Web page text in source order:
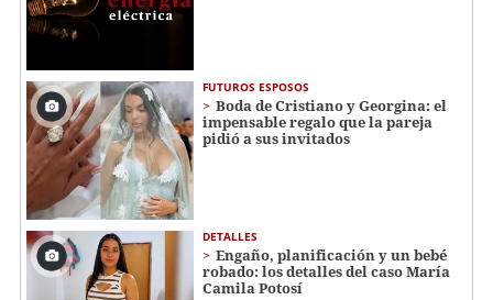
FUTUROS ESPOSOS
Boda de Cristiano y Georgina: el
impensable regalo que la pareja
pidió a sus invitados
DETALLES
Engaño, planificación y un bebé
robado: los detalles del caso María
Camila Potosí